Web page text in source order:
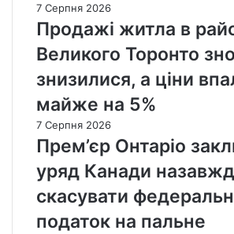
7 Серпня 2026
Продажі житла в
Великого Торонто
знизилися, а ціни
майже на 5%
7 Серпня 2026
Прем’єр Онтаріо
уряд Канади
скасувати
податок на пальне